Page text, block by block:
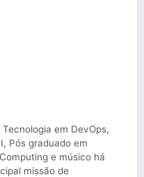
em DevOps,
Pós graduado em
e músico há
missão de